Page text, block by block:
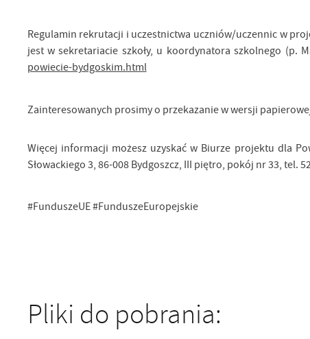
Regulamin rekrutacji i uczestnictwa uczniów/uczennic w
jest w sekretariacie szkoły, u koordynatora szkolnego (p.
powiecie-bydgoskim.html
Zainteresowanych prosimy o przekazanie w wersji
Więcej informacji możesz uzyskać w Biurze projektu dla
Słowackiego 3, 86-008 Bydgoszcz, III piętro, pokój nr 33, tel.
#FunduszeUE #FunduszeEuropejskie
Pliki do pobrania: